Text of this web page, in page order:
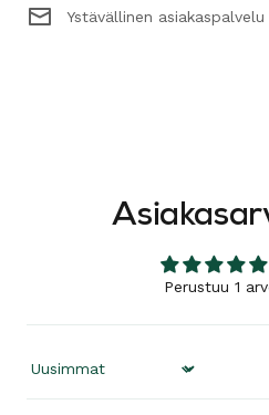
Ystävällinen asiakaspalvelu
Perustuu 1
Sort by